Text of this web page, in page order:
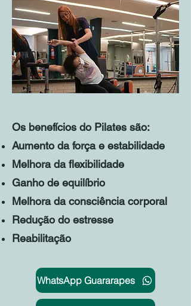
Os benefícios do Pilates são:
Aumento da força e estabilidade
Melhora da flexibilidade
Ganho de equilíbrio
Melhora da consciência corporal
Redução do estresse
Reabilitação
WhatsApp Guararapes